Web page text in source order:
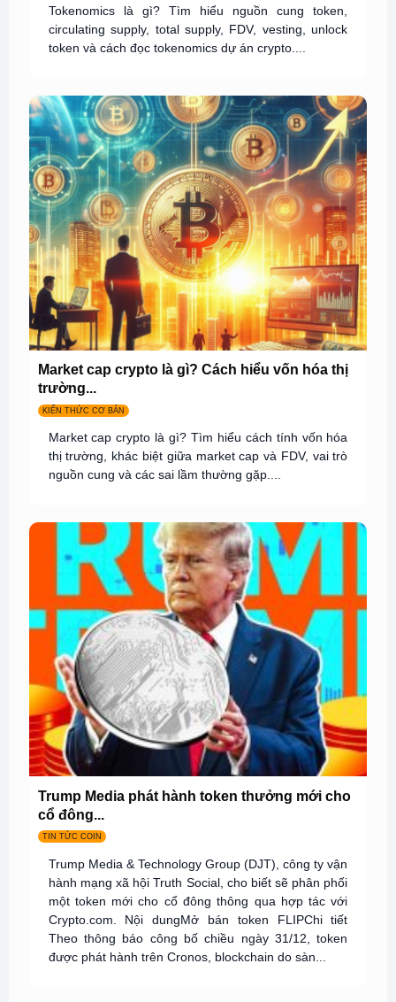
Tokenomics là gì? Tìm hiểu nguồn cung token,
circulating supply, total supply, FDV, vesting, unlock
token và cách đọc tokenomics dự án crypto....
Market cap crypto là gì? Cách hiểu vốn hóa thị
trường...
KIẾN THỨC CƠ BẢN
Market cap crypto là gì? Tìm hiểu cách tính vốn hóa
thị trường, khác biệt giữa market cap và FDV, vai trò
nguồn cung và các sai lầm thường gặp....
Trump Media phát hành token thưởng mới cho
cổ đông...
TIN TỨC COIN
Trump Media & Technology Group (DJT), công ty vận
hành mạng xã hội Truth Social, cho biết sẽ phân phối
một token mới cho cổ đông thông qua hợp tác với
Crypto.com. Nội dungMở bán token FLIPChi tiết
Theo thông báo công bố chiều ngày 31/12, token
được phát hành trên Cronos, blockchain do sàn...